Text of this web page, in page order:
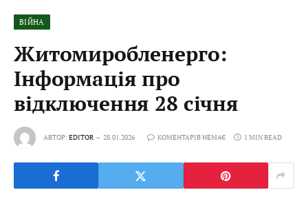
ВІЙНА
Житомиробленерго:
Інформація про
відключення 28 січня
АВТОР:EDITOR 28.01.2026 КОМЕНТАРІВ НЕМАЄ 1 MIN READ